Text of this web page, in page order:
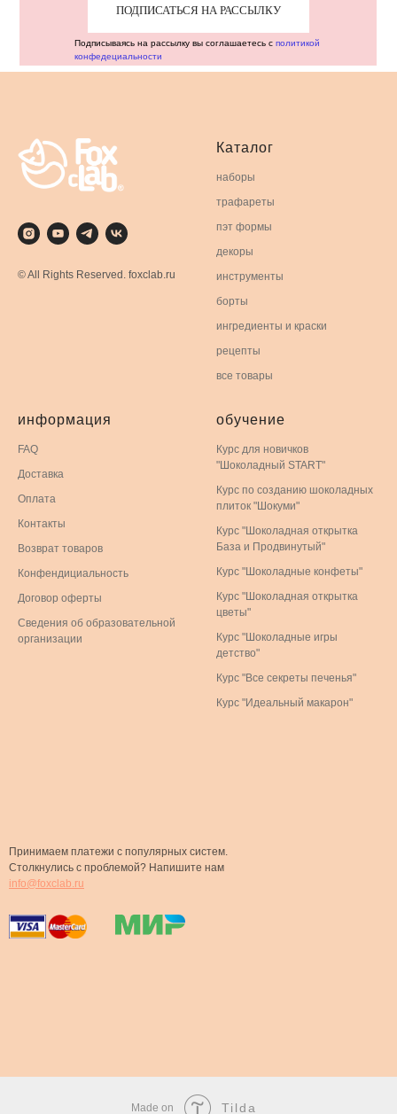
ПОДПИСАТЬСЯ НА РАССЫЛКУ
Подписываясь на рассылку вы соглашаетесь с политикой
конфедециальности
© All Rights Reserved. foxclab.ru
Каталог
наборы
трафареты
пэт формы
декоры
инструменты
борты
ингредиенты и краски
рецепты
все товары
информация
FAQ
Доставка
Оплата
Контакты
Возврат товаров
Конфендициальность
Договор оферты
Сведения об образовательной
организации
обучение
Курс для новичков
"Шоколадный START"
Курс по созданию шоколадных
плиток "Шокуми"
Курс "Шоколадная открытка
База и Продвинутый"
Курс "Шоколадные конфеты"
Курс "Шоколадная открытка
цветы"
Курс "Шоколадные игры
детство"
Курс "Все секреты печенья"
Курс "Идеальный макарон"
Принимаем платежи с популярных систем.
Столкнулись с проблемой? Напишите нам
info@foxclab.ru
Made on Tilda